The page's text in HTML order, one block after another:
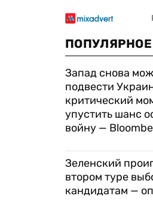
ПОПУЛЯРНОЕ
Запад снова
подвести
критический
упустить шанс
войну —
Зеленский
втором туре
кандидатам —